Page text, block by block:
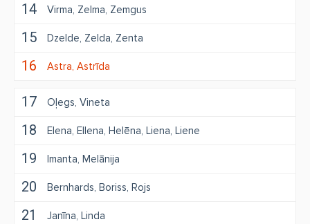
14 Virma Zelma Zemgus
15 Dzelde Zelda Zenta
16 Astra Astrīda
17 Oļegs Vineta
18 Elena Ellena Helēna Liena Liene
19 Imanta Melānija
20 Bernhards Boriss Rojs
21 Janīna Linda